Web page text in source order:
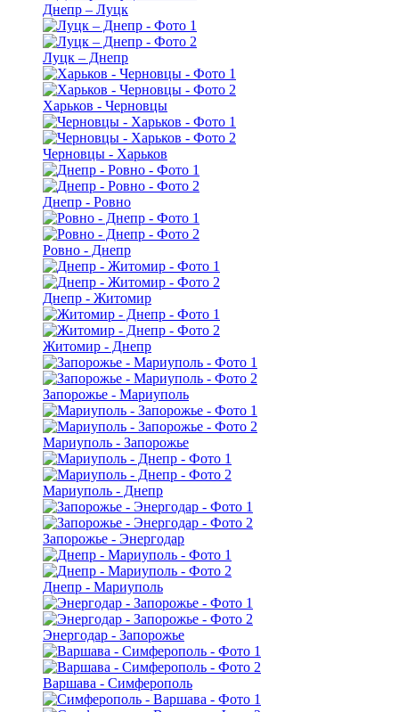
Днепр – Луцк
Луцк – Днепр
Харьков - Черновцы
Черновцы - Харьков
Днепр - Ровно
Ровно - Днепр
Днепр - Житомир
Житомир - Днепр
Запорожье - Мариуполь
Мариуполь - Запорожье
Мариуполь - Днепр
Запорожье - Энергодар
Днепр - Мариуполь
Энергодар - Запорожье
Варшава - Симферополь